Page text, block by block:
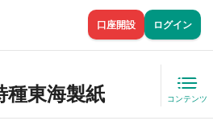
口座開設 ログイン
種東海製紙 コンテンツ